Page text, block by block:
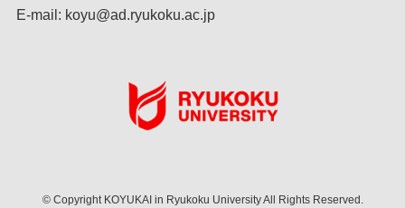
E-mail: koyu@ad.ryukoku.ac.jp
©Copyright KOYUKAI in Ryukoku University All Rights Reserved.